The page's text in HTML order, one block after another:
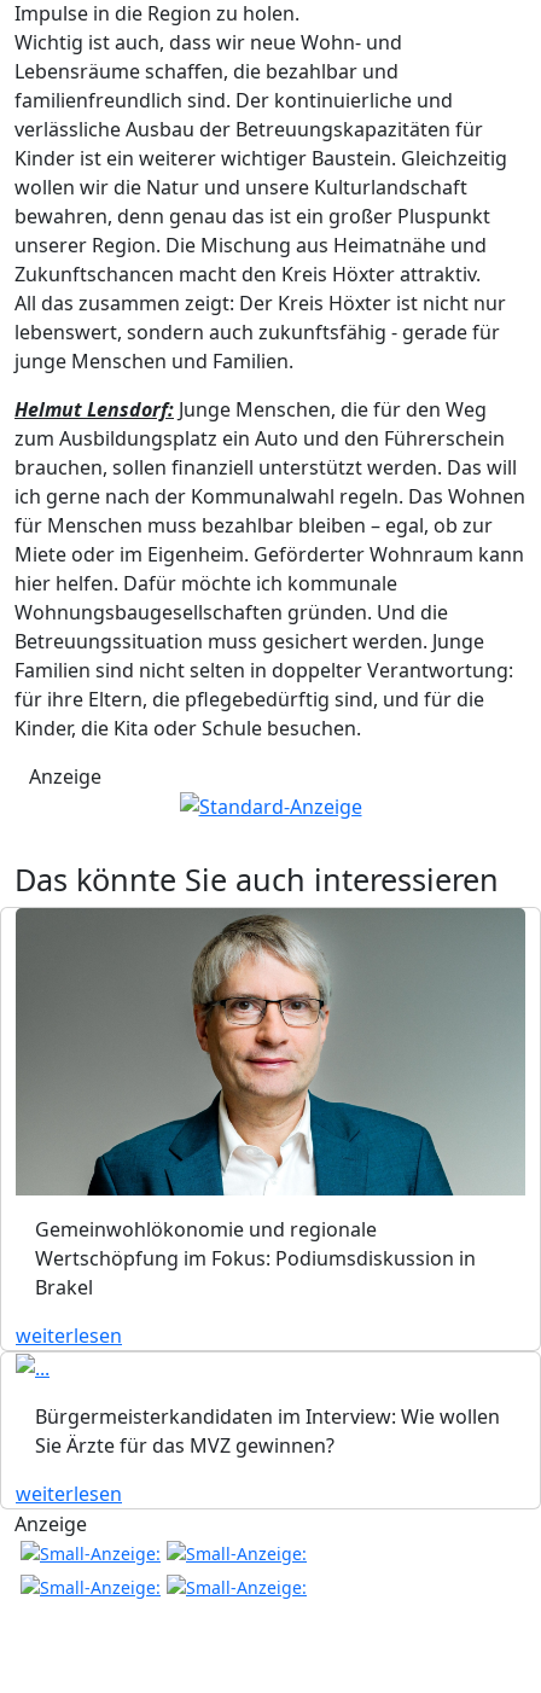
Impulse in die Region zu holen.
Wichtig ist auch, dass wir neue Wohn- und
Lebensräume schaffen, die bezahlbar und
familienfreundlich sind. Der kontinuierliche und
verlässliche Ausbau der Betreuungskapazitäten für
Kinder ist ein weiterer wichtiger Baustein. Gleichzeitig
wollen wir die Natur und unsere Kulturlandschaft
bewahren, denn genau das ist ein großer Pluspunkt
unserer Region. Die Mischung aus Heimatnähe und
Zukunftschancen macht den Kreis Höxter attraktiv.
All das zusammen zeigt: Der Kreis Höxter ist nicht nur
lebenswert, sondern auch zukunftsfähig - gerade für
junge Menschen und Familien.
Helmut Lensdorf: Junge Menschen, die für den Weg
zum Ausbildungsplatz ein Auto und den Führerschein
brauchen, sollen finanziell unterstützt werden. Das will
ich gerne nach der Kommunalwahl regeln. Das Wohnen
für Menschen muss bezahlbar bleiben – egal, ob zur
Miete oder im Eigenheim. Geförderter Wohnraum kann
hier helfen. Dafür möchte ich kommunale
Wohnungsbaugesellschaften gründen. Und die
Betreuungssituation muss gesichert werden. Junge
Familien sind nicht selten in doppelter Verantwortung:
für ihre Eltern, die pflegebedürftig sind, und für die
Kinder, die Kita oder Schule besuchen.
Anzeige
Das könnte Sie auch interessieren
Gemeinwohlökonomie und regionale
Wertschöpfung im Fokus: Podiumsdiskussion in
Brakel
weiterlesen
Bürgermeisterkandidaten im Interview: Wie wollen
Sie Ärzte für das MVZ gewinnen?
weiterlesen
Anzeige